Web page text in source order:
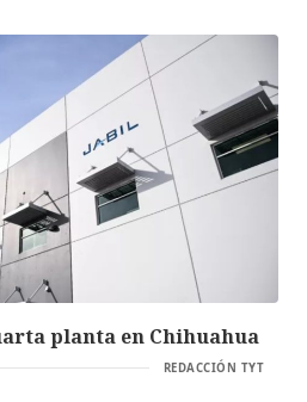
planta en Chihuahua
REDACCIÓN TYT